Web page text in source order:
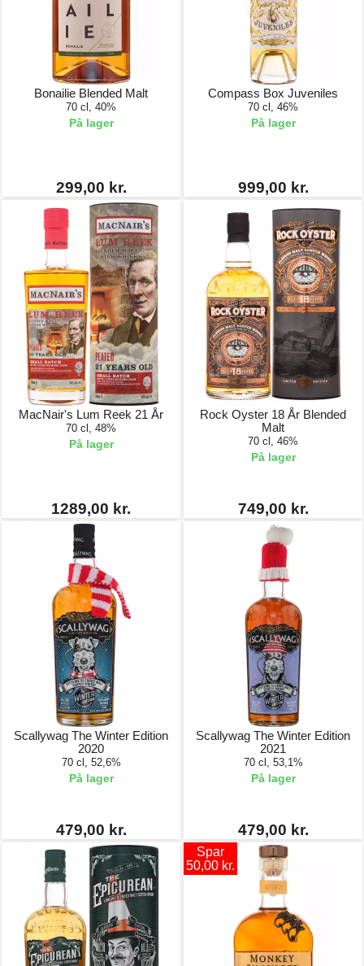
Bonailie Blended Malt
70 cl, 40%
På lager
299,00 kr.
Compass Box Juveniles
70 cl, 46%
På lager
999,00 kr.
MacNair's Lum Reek 21 År
70 cl, 48%
På lager
1289,00 kr.
Rock Oyster 18 År Blended
Malt
70 cl, 46%
På lager
749,00 kr.
Scallywag The Winter Edition
2020
70 cl, 52,6%
På lager
479,00 kr.
Scallywag The Winter Edition
2021
70 cl, 53,1%
På lager
479,00 kr.
Spar
50,00 kr.